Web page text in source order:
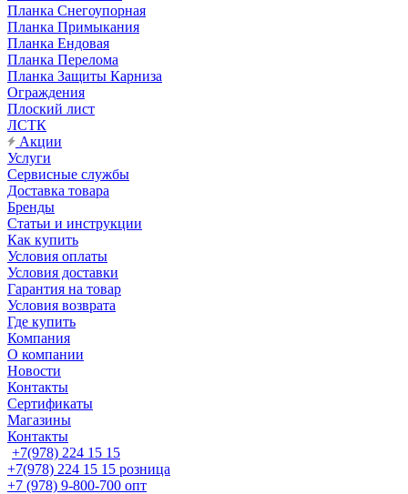
Планка Снегоупорная
Планка Примыкания
Планка Ендовая
Планка Перелома
Планка Защиты Карниза
Ограждения
Плоский лист
ЛСТК
Акции
Услуги
Сервисные службы
Доставка товара
Бренды
Статьи и инструкции
Как купить
Условия оплаты
Условия доставки
Гарантия на товар
Условия возврата
Где купить
Компания
О компании
Новости
Контакты
Сертификаты
Магазины
Контакты
+7(978) 224 15 15
+7(978) 224 15 15 розница
+7 (978) 9-800-700 опт